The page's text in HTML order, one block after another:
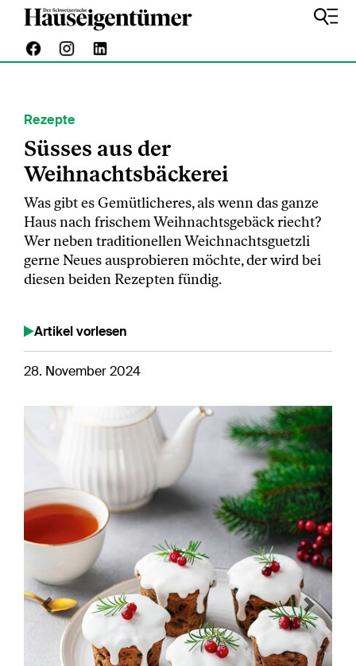
Rezepte
Süsses aus der
Weihnachtsbäckerei
Was gibt es Gemütlicheres, als wenn das ganze
Haus nach frischem Weihnachtsgebäck riecht?
Wer neben traditionellen Weichnachtsguetzli
gerne Neues ausprobieren möchte, der wird bei
diesen beiden Rezepten fündig.
Artikel vorlesen
28. November 2024
Previous Next